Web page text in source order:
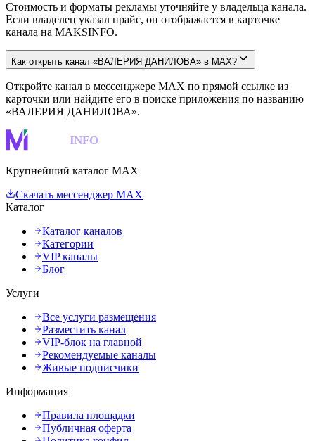
Стоимость и форматы рекламы уточняйте у владельца канала.
Если владелец указал прайс, он отображается в карточке
канала на MAKSINFO.
Как открыть канал «ВАЛЕРИЯ ДАНИЛОВА» в MAX?
Откройте канал в мессенджере MAX по прямой ссылке из
карточки или найдите его в поиске приложения по названию
«ВАЛЕРИЯ ДАНИЛОВА».
INFO
Крупнейший каталог MAX
Скачать мессенджер MAX
Каталог
Каталог каналов
Категории
VIP каналы
Блог
Услуги
Все услуги размещения
Разместить канал
VIP-блок на главной
Рекомендуемые каналы
Живые подписчики
Информация
Правила площадки
Публичная оферта